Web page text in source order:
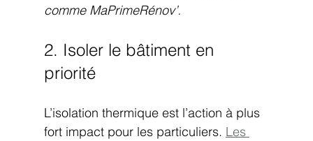
comme MaPrimeRénov’.
2. Isoler le bâtiment en
priorité
L’isolation thermique est l’action à plus
fort impact pour les particuliers. Les